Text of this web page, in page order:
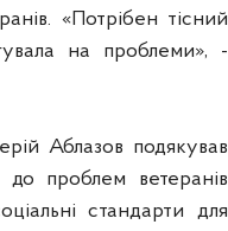
«Потрібен тісний
на проблеми», -
Аблазов подякував
до проблем ветеранів
стандарти для